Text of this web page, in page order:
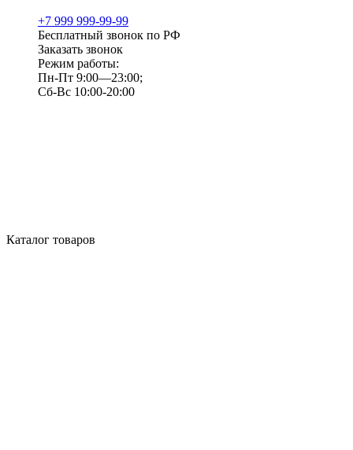
+7 999 999-99-99
Бесплатный звонок по РФ
Заказать звонок
Режим работы:
Пн-Пт 9:00—23:00;
Сб-Вс 10:00-20:00
Каталог товаров